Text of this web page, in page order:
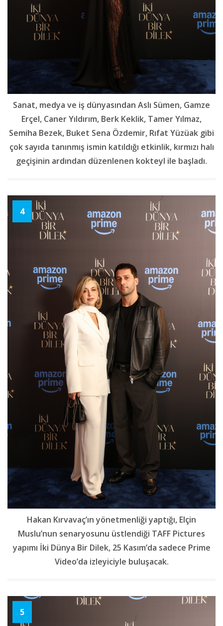
Sanat, medya ve iş dünyasından Aslı Sümen, Gamze
Erçel, Caner Yıldırım, Berk Keklik, Tamer Yılmaz,
Semiha Bezek, Buket Sena Özdemir, Rıfat Yüzüak gibi
çok sayıda tanınmış ismin katıldığı etkinlik, kırmızı halı
geçişinin ardından düzenlenen kokteyl ile başladı.
4
Hakan Kırvavaç’ın yönetmenliği yaptığı, Elçin
Muslu’nun senaryosunu üstlendiği TAFF Pictures
yapımı İki Dünya Bir Dilek, 25 Kasım’da sadece Prime
Video’da izleyiciyle buluşacak.
5